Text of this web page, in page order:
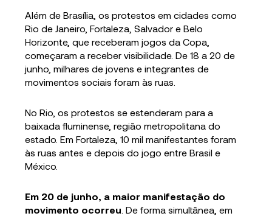
Além de Brasília, os protestos em cidades como
Rio de Janeiro, Fortaleza, Salvador e Belo
Horizonte, que receberam jogos da Copa,
começaram a receber visibilidade. De 18 a 20 de
junho, milhares de jovens e integrantes de
movimentos sociais foram às ruas.
No Rio, os protestos se estenderam para a
baixada fluminense, região metropolitana do
estado. Em Fortaleza, 10 mil manifestantes foram
às ruas antes e depois do jogo entre Brasil e
México.
Em 20 de junho, a maior manifestação do
movimento ocorreu . De forma simultânea, em